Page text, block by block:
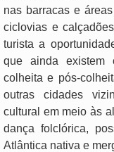
nas barracas e
ciclovias e
turista a
que ainda existem
colheita e pós-
outras cidades
cultural em meio às
dança folclórica,
Atlântica nativa e